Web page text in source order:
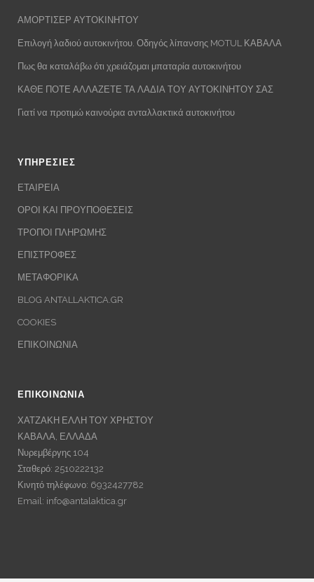
ΑΜΟΡΤΙΣΕΡ ΑΥΤΟΚΙΝΗΤΟΥ
Επιλογή λαδιού αυτοκινήτου. Οδηγός λίπανσης MOTUL ΚΑΒΑΛΑ
Πως θα καταλάβω ότι χρειάζομαι μπαταρία αυτοκινήτου
ΚΑΘΕ ΠΟΤΕ ΑΛΛΑΖΕΤΕ ΤΑ ΛΑΔΙΑ ΤΟΥ ΑΥΤΟΚΙΝΗΤΟΥ ΣΑΣ
Γιατί να προτιμώ καινούρια ανταλλακτικά αυτοκινήτου
ΥΠΗΡΕΣΙΕΣ
ΕΤΑΙΡΕΙΑ
ΟΡΟΙ ΚΑΙ ΠΡΟΥΠΟΘΕΣΕΙΣ
ΤΡΟΠΟΙ ΠΛΗΡΩΜΗΣ
ΕΠΙΣΤΡΟΦΕΣ
ΜΕΤΑΦΟΡΙΚΑ
BLOG ANTALLAKTICA.GR
COOKIES
ΕΠΙΚΟΙΝΩΝΙΑ
ΕΠΙΚΟΙΝΩΝΙΑ
ΧΑΤΖΑΚΗ ΕΛΛΗ ΤΟΥ ΧΡΗΣΤΟΥ
ΚΑΒΑΛΑ, ΕΛΛΑΔΑ
Νυρεμβέργης 104
Σταθερό: 2510222132
Κινητό τηλέφωνο: 6932427782
Email: info@antalaktica.gr